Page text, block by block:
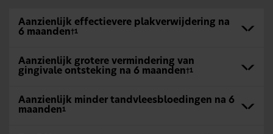
Aanzienlijk effectievere plakverwijdering na
6 maanden†1
Aanzienlijk grotere vermindering van
gingivale ontsteking na 6 maanden†1
Aanzienlijk minder tandvleesbloedingen na 6
maanden 1